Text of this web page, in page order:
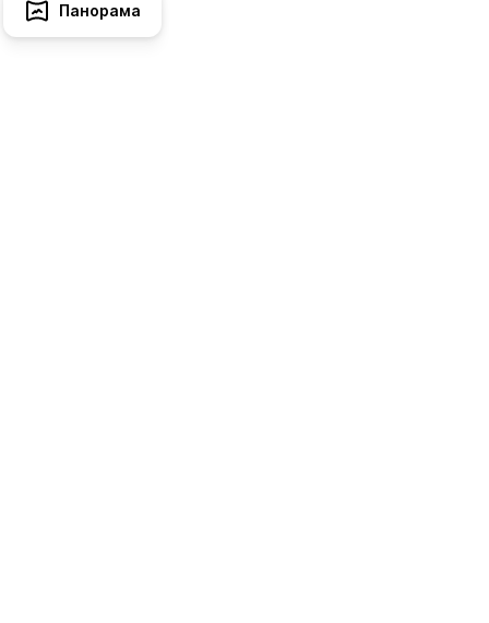
Панорама